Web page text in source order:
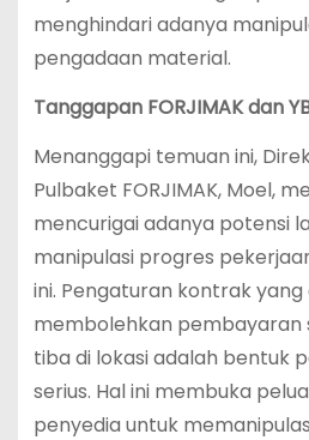
menghindari adanya
pengadaan material.
Tanggapan FORJIMAK dan
Menanggapi temuan ini,
Pulbaket FORJIMAK, Moel,
mencurigai adanya potensi
manipulasi progres
ini. Pengaturan kontrak
membolehkan pembayaran
tiba di lokasi adalah bentuk
serius. Hal ini membuka
penyedia untuk